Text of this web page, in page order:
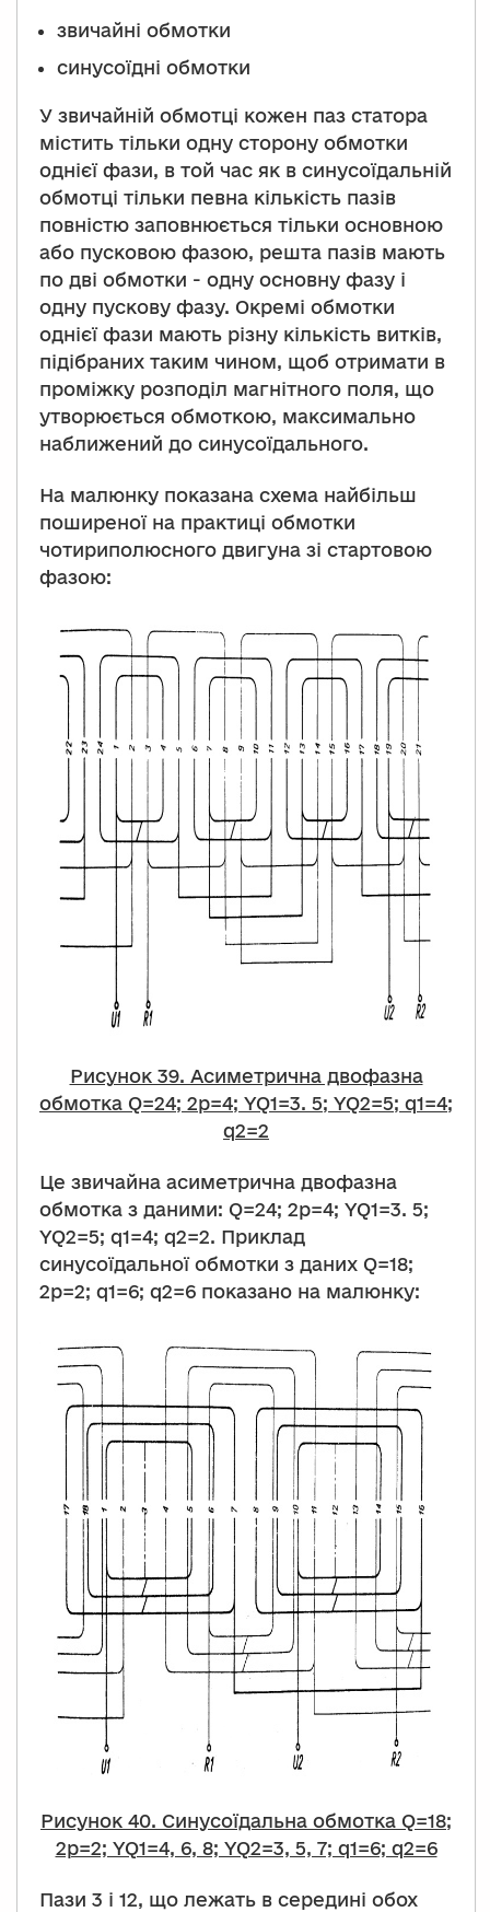
звичайні обмотки
синусоїдні обмотки
У звичайній обмотці кожен паз статора
містить тільки одну сторону обмотки
однієї фази, в той час як в синусоїдальній
обмотці тільки певна кількість пазів
повністю заповнюється тільки основною
або пусковою фазою, решта пазів мають
по дві обмотки - одну основну фазу і
одну пускову фазу. Окремі обмотки
однієї фази мають різну кількість витків,
підібраних таким чином, щоб отримати в
проміжку розподіл магнітного поля, що
утворюється обмоткою, максимально
наближений до синусоїдального.
На малюнку показана схема найбільш
поширеної на практиці обмотки
чотириполюсного двигуна зі стартовою
фазою:
Рисунок 39. Асиметрична двофазна
обмотка Q=24; 2p=4; YQ1=3. 5; YQ2=5; q1=4;
q2=2
Це звичайна асиметрична двофазна
обмотка з даними: Q=24; 2p=4; YQ1=3. 5;
YQ2=5; q1=4; q2=2. Приклад
синусоїдальної обмотки з даних Q=18;
2p=2; q1=6; q2=6 показано на малюнку:
Рисунок 40. Синусоїдальна обмотка Q=18;
2p=2; YQ1=4, 6, 8; YQ2=3, 5, 7; q1=6; q2=6
Пази 3 і 12, що лежать в середині обох